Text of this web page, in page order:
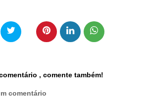
, comente também!
comentário